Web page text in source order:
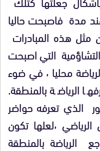
مدة فاصبحت حاليا
رائحة ٬ كما ان مثل هذه المبادرات
التي اصبحت
تطبع كل مقبل على مزاولة الرياضة محليا ٬ في ضوء
الرياضة بالمنطقة.
الذي تعرفه حواضر
المملكة في ميدان التكوين الرياضي ٬لعلها تكون
الرياضة بالمنطقة